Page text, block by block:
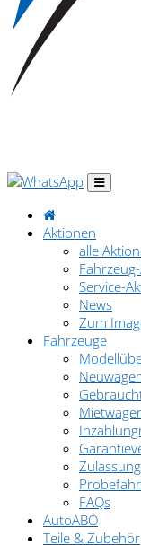
Aktionen
alle
Service-
News
Zum
Fahrzeuge
FAQs
AutoABO
Teile & Zubehör